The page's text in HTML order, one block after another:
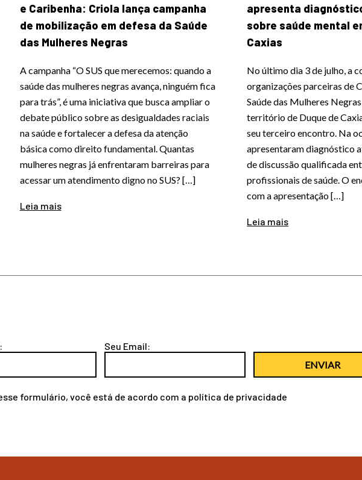
e Caribenha: Criola lança campanha
de mobilização em defesa da Saúde
das Mulheres Negras
A campanha “O SUS que merecemos: quando a
saúde das mulheres negras avança, ninguém fica
para trás”, é uma iniciativa que busca ampliar o
debate público sobre as desigualdades raciais
na saúde e fortalecer a defesa da atenção
básica como direito fundamental. Quantas
mulheres negras já enfrentaram barreiras para
acessar um atendimento digno no SUS? […]
Leia mais
apresenta
sobre saúde mental
Caxias
No último dia 3 de julho, a
organizações parceiras de
Saúde das Mulheres
território de Duque de
seu terceiro encontro. Na
apresentaram diagnóstico
de discussão qualificada
profissionais de saúde. O
com a apresentação […]
Leia mais
Seu Email:
ENVIAR
formulário, você está de acordo com a política de privacidade